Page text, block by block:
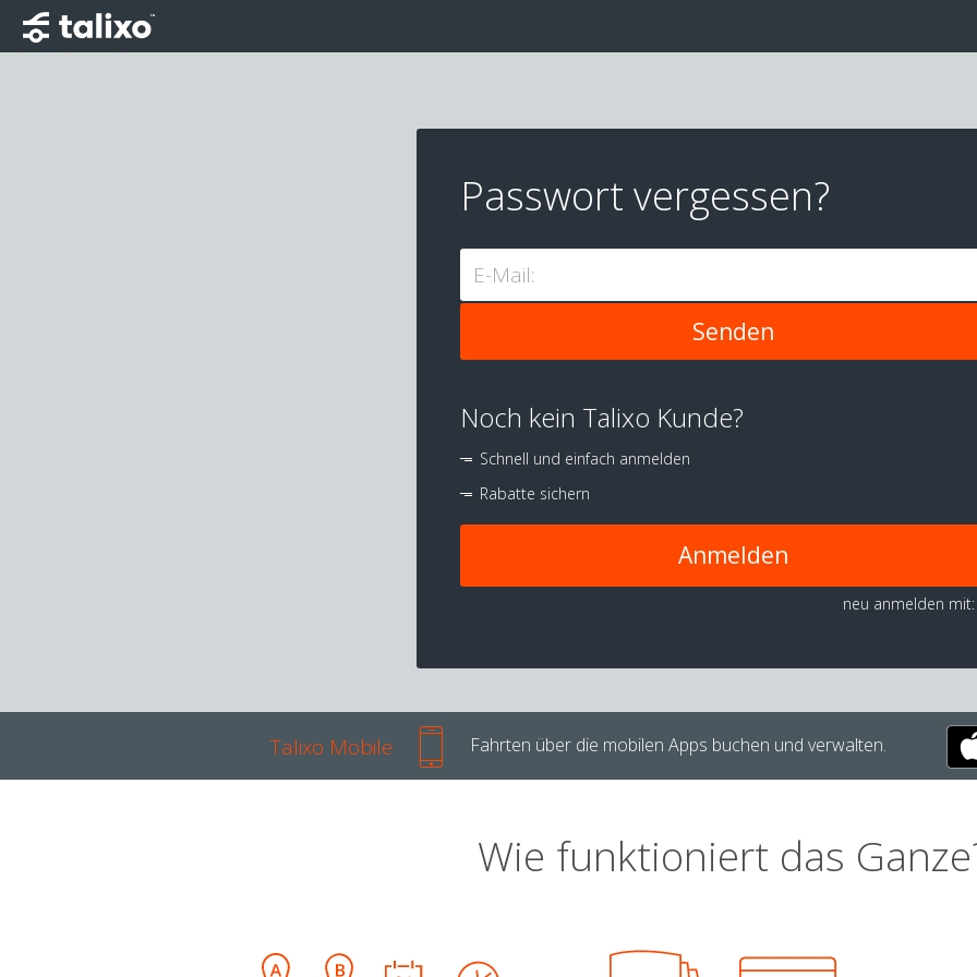
Passwort vergessen?
E-Mail:
Noch kein Talixo Kunde?
Schnell und einfach anmelden
Rabatte sichern
Anmelden
neu anmelden mit:
Talixo Mobile Fahrten über die mobilen Apps buchen und verwalten.
Wie funktioniert das